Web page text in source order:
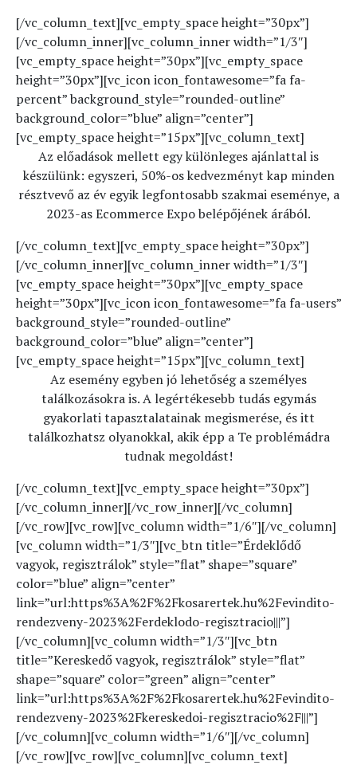
[/vc_column_text][vc_empty_space height=”30px”]
[/vc_column_inner][vc_column_inner width=”1/3″]
[vc_empty_space height=”30px”][vc_empty_space
height=”30px”][vc_icon icon_fontawesome=”fa fa-
percent” background_style=”rounded-outline”
background_color=”blue” align=”center”]
[vc_empty_space height=”15px”][vc_column_text]
Az előadások mellett egy különleges ajánlattal is
készülünk: egyszeri, 50%-os kedvezményt kap minden
résztvevő az év egyik legfontosabb szakmai eseménye, a
2023-as Ecommerce Expo belépőjének árából.
[/vc_column_text][vc_empty_space height=”30px”]
[/vc_column_inner][vc_column_inner width=”1/3″]
[vc_empty_space height=”30px”][vc_empty_space
height=”30px”][vc_icon icon_fontawesome=”fa fa-users”
background_style=”rounded-outline”
background_color=”blue” align=”center”]
[vc_empty_space height=”15px”][vc_column_text]
Az esemény egyben jó lehetőség a személyes
találkozásokra is. A legértékesebb tudás egymás
gyakorlati tapasztalatainak megismerése, és itt
találkozhatsz olyanokkal, akik épp a Te problémádra
tudnak megoldást!
[/vc_column_text][vc_empty_space height=”30px”]
[/vc_column_inner][/vc_row_inner][/vc_column]
[/vc_row][vc_row][vc_column width=”1/6″][/vc_column]
[vc_column width=”1/3″][vc_btn title=”Érdeklődő
vagyok, regisztrálok” style=”flat” shape=”square”
color=”blue” align=”center”
link=”url:https%3A%2F%2Fkosarertek.hu%2Fevindito-
rendezveny-2023%2Ferdeklodo-regisztracio|||”]
[/vc_column][vc_column width=”1/3″][vc_btn
title=”Kereskedő vagyok, regisztrálok” style=”flat”
shape=”square” color=”green” align=”center”
link=”url:https%3A%2F%2Fkosarertek.hu%2Fevindito-
rendezveny-2023%2Fkereskedoi-regisztracio%2F|||”]
[/vc_column][vc_column width=”1/6″][/vc_column]
[/vc_row][vc_row][vc_column][vc_column_text]